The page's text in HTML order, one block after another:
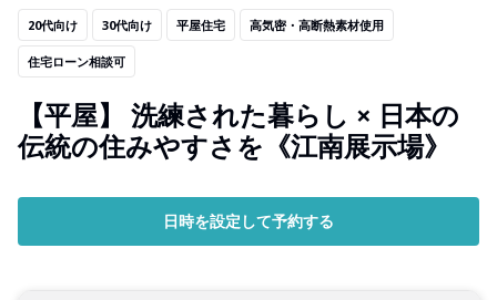
20代向け 30代向け 平屋住宅 高気密・高断熱素材使用
住宅ローン相談可
【平屋】 洗練された暮らし × 日本の
伝統の住みやすさを《江南展示場》
日時を設定して予約する